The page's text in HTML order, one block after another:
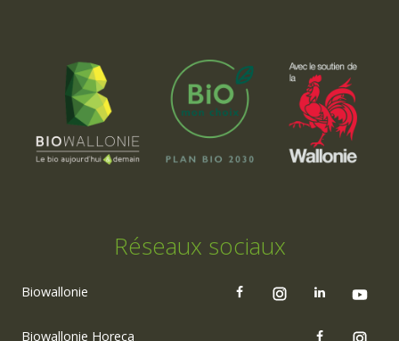
Réseaux sociaux
Biowallonie
Biowallonie Horeca